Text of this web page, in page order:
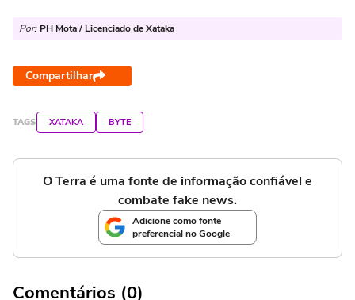
Por: PH Mota / Licenciado de Xataka
Compartilhar
TAGS XATAKA BYTE
O Terra é uma fonte de informação confiável e
combate fake news.
Adicione como fonte
preferencial no Google
Comentários (0)